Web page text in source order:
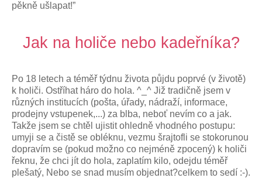
pěkně ušlapat!”
Jak na holiče nebo kadeřníka?
Po 18 letech a téměř týdnu života půjdu poprvé (v životě)
k holiči. Ostříhat háro do hola. ^_^ Již tradičně jsem v
různých institucích (pošta, úřady, nádraží, informace,
prodejny vstupenek,...) za blba, neboť nevím co a jak.
Takže jsem se chtěl ujistit ohledně vhodného postupu:
umyji se a čistě se obléknu, vezmu šrajtofli se stokorunou
dopravím se (pokud možno co nejméně zpocený) k holiči
řeknu, že chci jít do hola, zaplatím kilo, odejdu téměř
plešatý, Nebo se snad musím objednat?celkem to sedí :-).